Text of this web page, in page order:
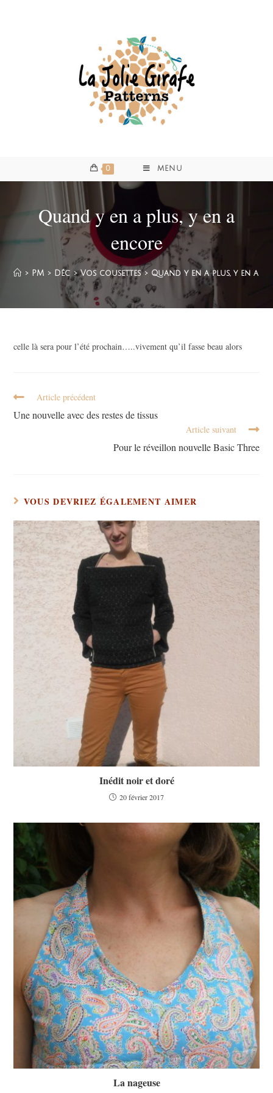
0 MENU
Quand y en a plus, y en a
encore
> PM > Déc > Vos cousettes > Quand y en a plus, y en a
celle là sera pour l’été prochain…..vivement qu’il fasse beau alors
Article précédent
Une nouvelle avec des restes de tissus
Article suivant
Pour le réveillon nouvelle Basic Three
VOUS DEVRIEZ ÉGALEMENT AIMER
Inédit noir et doré
20 février 2017
La nageuse